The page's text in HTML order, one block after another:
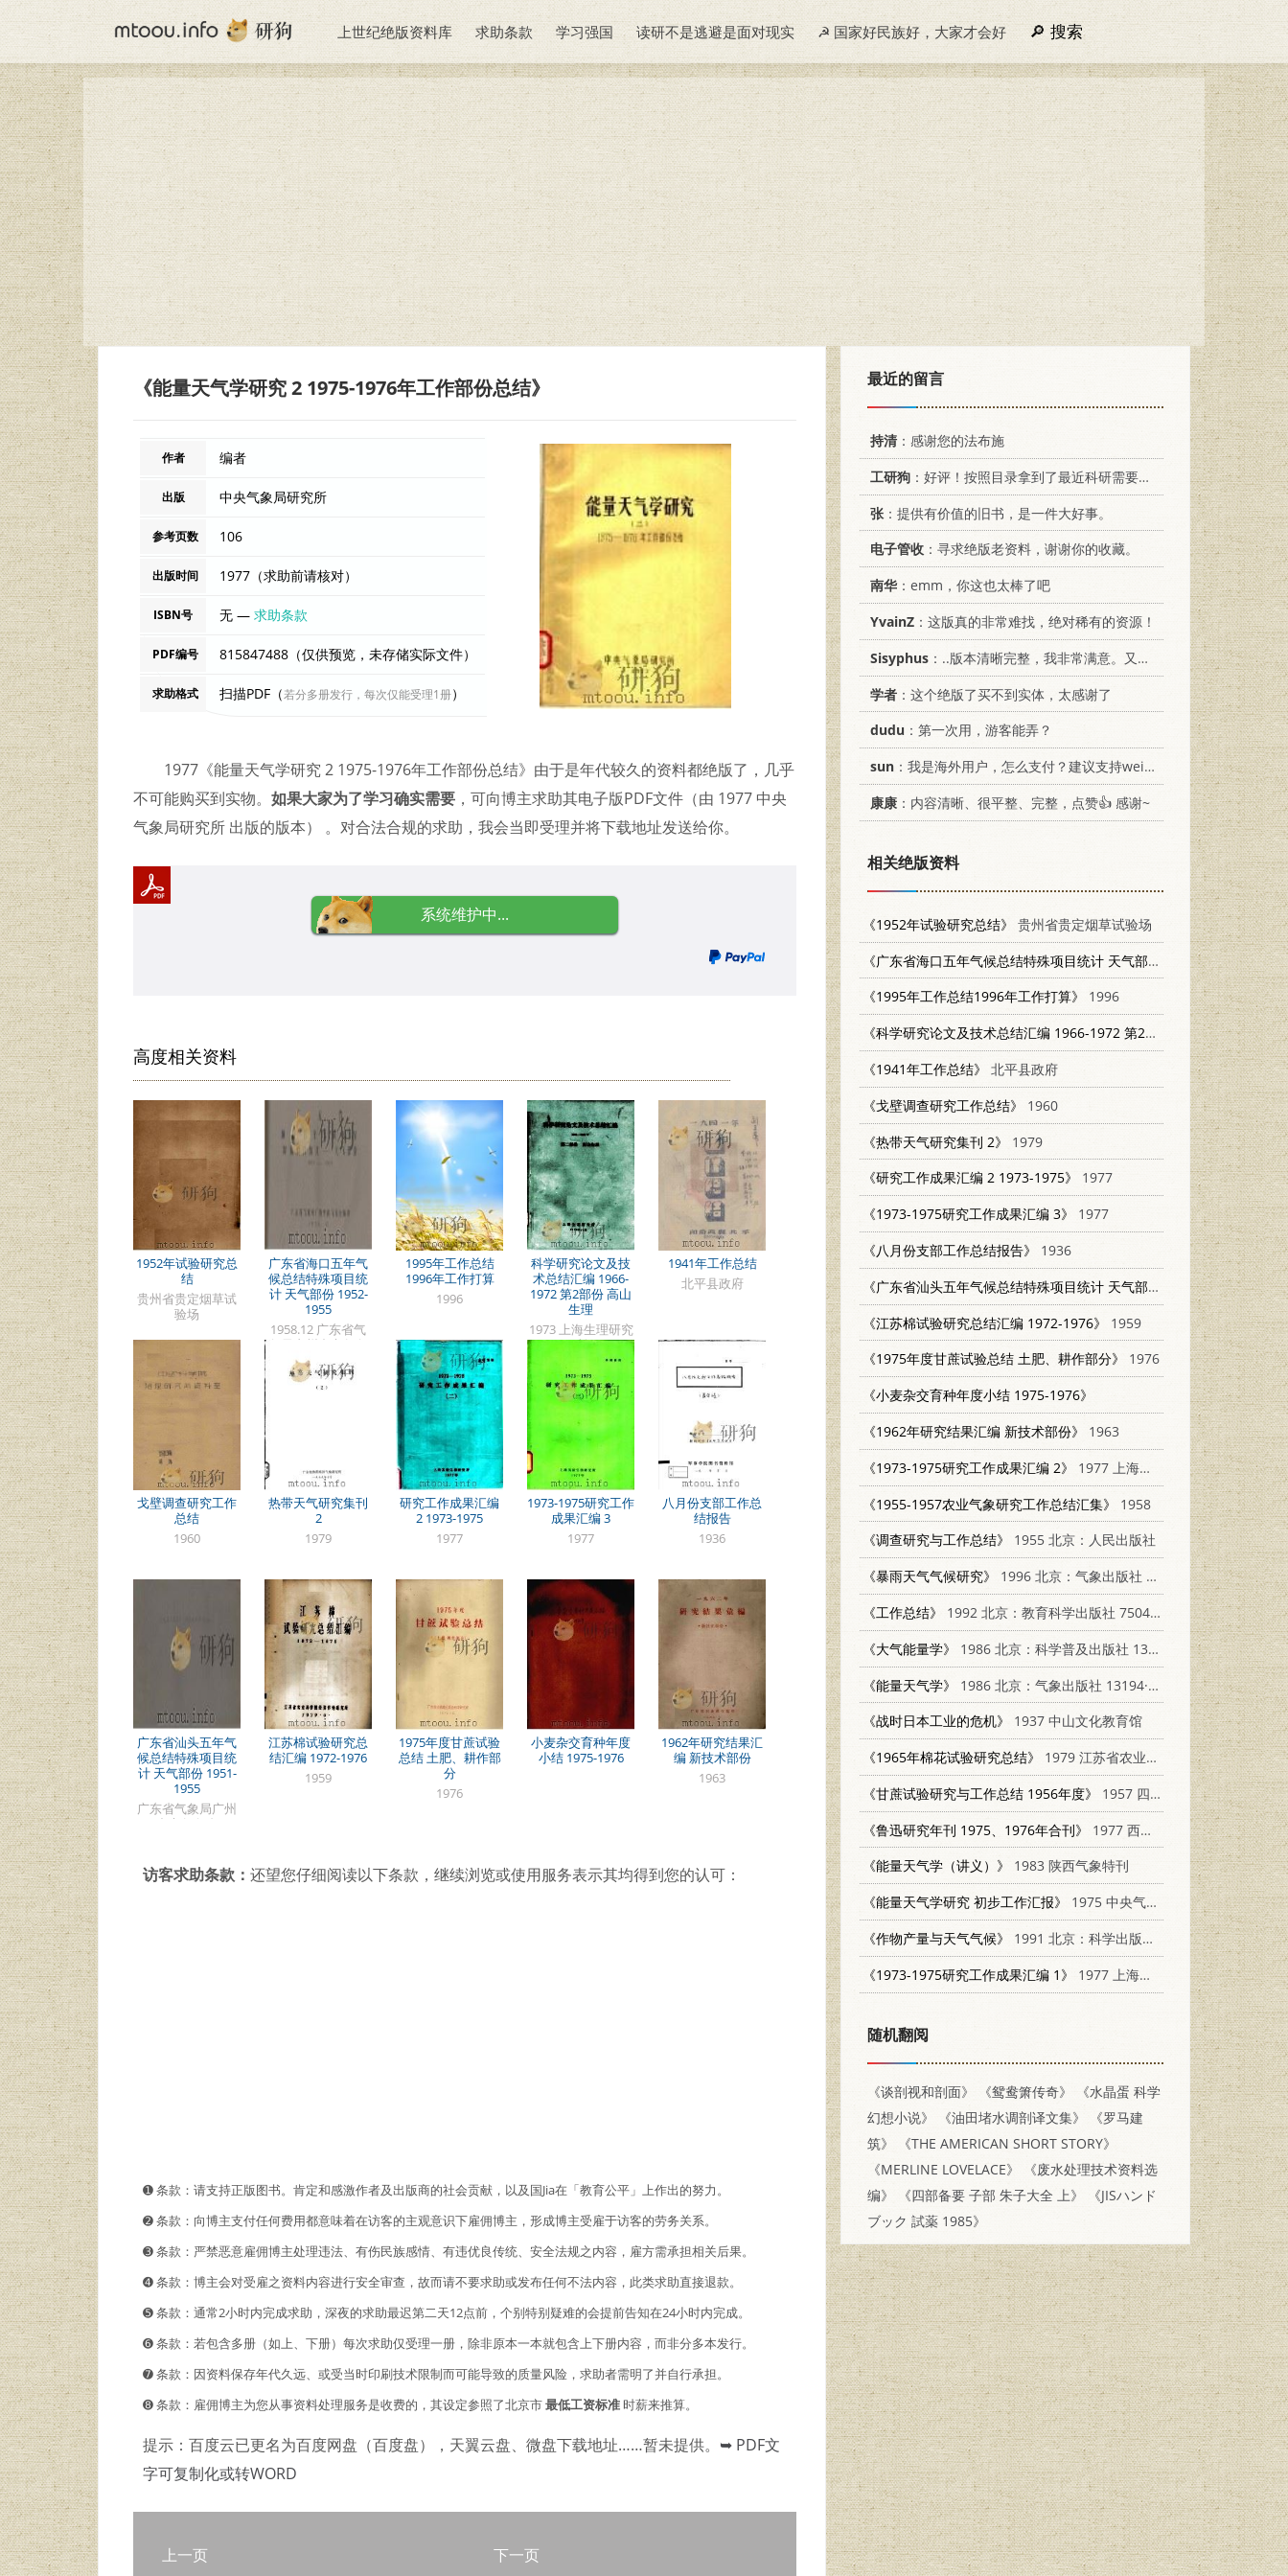
上世纪绝版资料库 求助条款 学习强国 读研不是逃避是面对现实 ☭ 国家好民族好，大家才会好 搜索
《能量天气学研究 2 1975-1976年工作部份总结》
作者 编者
出版 中央气象局研究所
参考页数 106
出版时间 1977（求助前请核对）
ISBN号 无 —求助条款
PDF编号 815847488（仅供预览，未存储实际文件）
求助格式 扫描PDF（若分多册发行，每次仅能受理1册）
1977《能量天气学研究 2 1975-1976年工作部份总结》由于是年代较久的资料都绝版了，几乎
不可能购买到实物。 如果大家为了学习确实需要 ，可向博主求助其电子版PDF文件（由 1977 中央
气象局研究所 出版的版本） 。对合法合规的求助，我会当即受理并将下载地址发送给你。
系统维护中...
高度相关资料
1952年试验研究总
结
贵州省贵定烟草试
验场
广东省海口五年气
候总结特殊项目统
计 天气部份 1952-
1955
1958.12 广东省气
象局广州中心气象
台
1995年工作总结
1996年工作打算
1996
科学研究论文及技
术总结汇编 1966-
1972 第2部份 高山
生理
1973 上海生理研究
所
1941年工作总结
北平县政府
戈壁调查研究工作
总结
1960
热带天气研究集刊
2
1979
研究工作成果汇编
2 1973-1975
1977
1973-1975研究工作
成果汇编 3
1977
八月份支部工作总
结报告
1936
广东省汕头五年气
候总结特殊项目统
计 天气部份 1951-
1955
广东省气象局广州
中心气象台
江苏棉试验研究总
结汇编 1972-1976
1959
1975年度甘蔗试验
总结 土肥、耕作部
分
1976
小麦杂交育种年度
小结 1975-1976
1962年研究结果汇
编 新技术部份
1963
访客求助条款： 还望您仔细阅读以下条款，继续浏览或使用服务表示其均得到您的认可：
➊️ 条款：请支持正版图书。肯定和感激作者及出版商的社会贡献，以及国Jia在「教育公平」上作出的努力。
➋️️ 条款：向博主支付任何费用都意味着在访客的主观意识下雇佣博主，形成博主受雇于访客的劳务关系。
➌ 条款：严禁恶意雇佣博主处理违法、有伤民族感情、有违优良传统、安全法规之内容，雇方需承担相关后果。
➍ 条款：博主会对受雇之资料内容进行安全审查，故而请不要求助或发布任何不法内容，此类求助直接退款。
➎ 条款：通常2小时内完成求助，深夜的求助最迟第二天12点前，个别特别疑难的会提前告知在24小时内完成。
➏ 条款：若包含多册（如上、下册）每次求助仅受理一册，除非原本一本就包含上下册内容，而非分多本发行。
➐ 条款：因资料保存年代久远、或受当时印刷技术限制而可能导致的质量风险，求助者需明了并自行承担。
➑ 条款：雇佣博主为您从事资料处理服务是收费的，其设定参照了北京市最低工资标准时薪来推算。
提示：百度云已更名为百度网盘（百度盘），天翼云盘、微盘下载地址……暂未提供。 ➥ PDF文
字可复制化或转WORD
上一页 下一页
最近的留言
持清：感谢您的法布施
工研狗 ：好评！按照目录拿到了最近科研需要的材料！
张 ：提供有价值的旧书，是一件大好事。
电子管收 ：寻求绝版老资料，谢谢你的收藏。
南华：emm，你这也太棒了吧
YvainZ ：这版真的非常难找，绝对稀有的资源！
Sisyphus ：..版本清晰完整，我非常满意。又及，这本《话语的真相》...
学者 ：这个绝版了买不到实体，太感谢了
dudu ：第一次用，游客能弄？
sun ：我是海外用户，怎么支付？建议支持weixin支付
康康 ：内容清晰、很平整、完整，点赞👍 感谢~
相关绝版资料
《1952年试验研究总结》
贵州省贵定烟草试验场
《广东省海口五年气候总结特殊项目统计 天气部份 1952-1955》
《1995年工作总结1996年工作打算》
1996
《科学研究论文及技术总结汇编 1966-1972 第2部份 高山生理》
1973
《1941年工作总结》
北平县政府
《戈壁调查研究工作总结》
1960
《热带天气研究集刊 2》
1979
《研究工作成果汇编 2 1973-1975》
1977
《1973-1975研究工作成果汇编 3》
1977
《八月份支部工作总结报告》
1936
《广东省汕头五年气候总结特殊项目统计 天气部份 1951-1955》
广东
《江苏棉试验研究总结汇编 1972-1976》
1959
《1975年度甘蔗试验总结 土肥、耕作部分》
1976
《小麦杂交育种年度小结 1975-1976》
《1962年研究结果汇编 新技术部份》
1963
《1973-1975研究工作成果汇编 2》
1977 上海实验生物研究所
《1955-1957农业气象研究工作总结汇集》
1958
《调查研究与工作总结》
1955 北京：人民出版社
《暴雨天气气候研究》
1996 北京：气象出版社 7502920641
《工作总结》
1992 北京：教育科学出版社 7504107506
《大气能量学》
1986 北京：科学普及出版社 13051·1488
《能量天气学》
1986 北京：气象出版社 13194·0278
《战时日本工业的危机》
1937 中山文化教育馆
《1965年棉花试验研究总结》
1979 江苏省农业科学院经济作物研究所
《甘蔗试验研究与工作总结 1956年度》
1957 四川省内江甘蔗试验站
《鲁迅研究年刊 1975、1976年合刊》
1977 西北大学鲁迅研究室
《能量天气学（讲义）》
1983 陕西气象特刊
《能量天气学研究 初步工作汇报》
1975 中央气象局气象科学研究所一室二组
《作物产量与天气气候》
1991 北京：科学出版社 703002012X
《1973-1975研究工作成果汇编 1》
1977 上海实验生物研究所
随机翻阅
《谈剖视和剖面》 《鸳鸯箫传奇》
《水晶蛋 科学
幻想小说》
《油田堵水调剖译文集》
《罗马建
筑》
《THE AMERICAN SHORT STORY》
《MERLINE LOVELACE》
《废水处理技术资料选
编》
《四部备要 子部 朱子大全 上》
《JISハンド
ブック 試薬 1985》